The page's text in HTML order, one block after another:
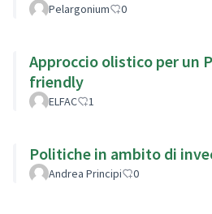
Pelargonium 0
Approccio olistico per un
friendly
ELFAC 1
Politiche in ambito di
Andrea Principi 0